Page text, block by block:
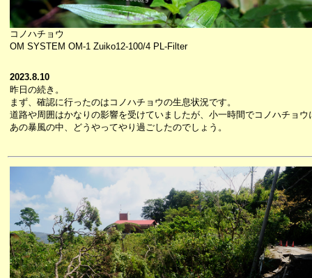
コノハチョウ
OM SYSTEM OM-1 Zuiko12-100/4 PL-Filter
2023.8.10
昨日の続き。
まず、確認に行ったのはコノハチョウの生息状況です。
道路や周囲はかなりの影響を受けていましたが、小一時間でコノハチョ
あの暴風の中、どうやってやり過ごしたのでしょう。